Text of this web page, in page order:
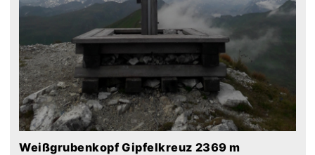
Weißgrubenkopf Gipfelkreuz 2369 m